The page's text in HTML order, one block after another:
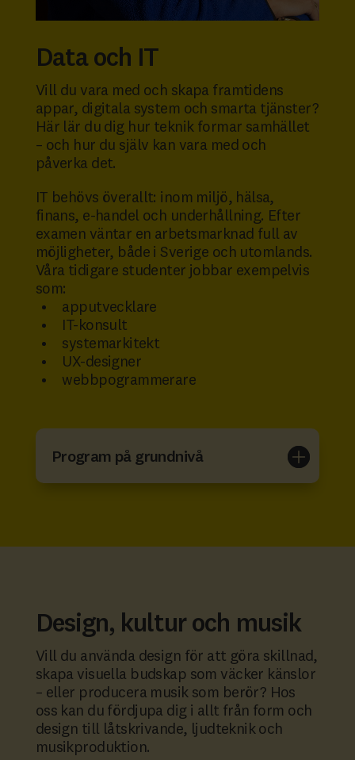
Data och IT
Vill du vara med och skapa framtidens
appar, digitala system och smarta tjänster?
Här lär du dig hur teknik formar samhället
– och hur du själv kan vara med och
påverka det.
IT behövs överallt: inom miljö, hälsa,
finans, e-handel och underhållning. Efter
examen väntar en arbetsmarknad full av
möjligheter, både i Sverige och utomlands.
Våra tidigare studenter jobbar exempelvis
som:
apputvecklare
IT-konsult
systemarkitekt
UX-designer
webbpogrammerare
Program på grundnivå
Design, kultur och musik
Vill du använda design för att göra skillnad,
skapa visuella budskap som väcker känslor
– eller producera musik som berör? Hos
oss kan du fördjupa dig i allt från form och
design till låtskrivande, ljudteknik och
musikproduktion.